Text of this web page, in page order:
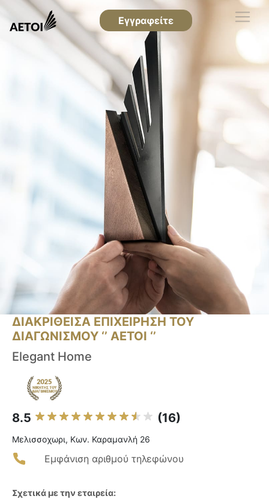
Εγγραφείτε
ΔΙΑΚΡΙΘΕΙΣΑ ΕΠΙΧΕΙΡΗΣΗ ΤΟΥ
ΔΙΑΓΩΝΙΣΜΟΥ ‘’ ΑΕΤΟΙ ‘’
Elegant Home
8.5 (16)
Μελισσοχωρι, Κων. Καραμανλή 26
Εμφάνιση αριθμού τηλεφώνου
Σχετικά με την εταιρεία: